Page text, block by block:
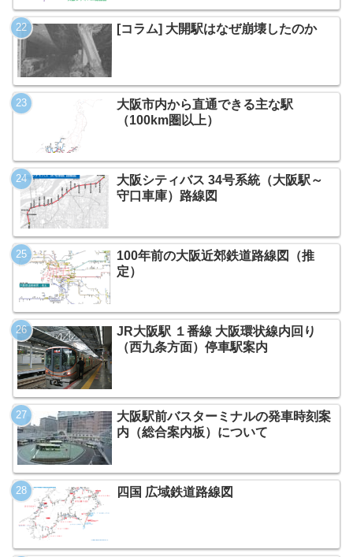
[コラム] 大開駅はなぜ崩壊したのか
大阪市内から直通できる主な駅
（100km圏以上）
大阪シティバス 34号系統（大阪駅～
守口車庫）路線図
100年前の大阪近郊鉄道路線図（推
定）
JR大阪駅 １番線 大阪環状線内回り
（西九条方面）停車駅案内
大阪駅前バスターミナルの発車時刻案
内（総合案内板）について
四国 広域鉄道路線図